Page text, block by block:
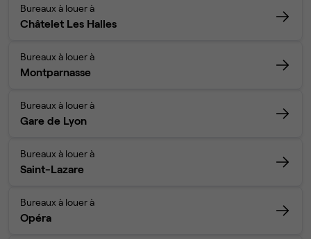
Bureaux à louer à
Châtelet Les Halles
Bureaux à louer à
Montparnasse
Bureaux à louer à
Gare de Lyon
Bureaux à louer à
Saint-Lazare
Bureaux à louer à
Opéra